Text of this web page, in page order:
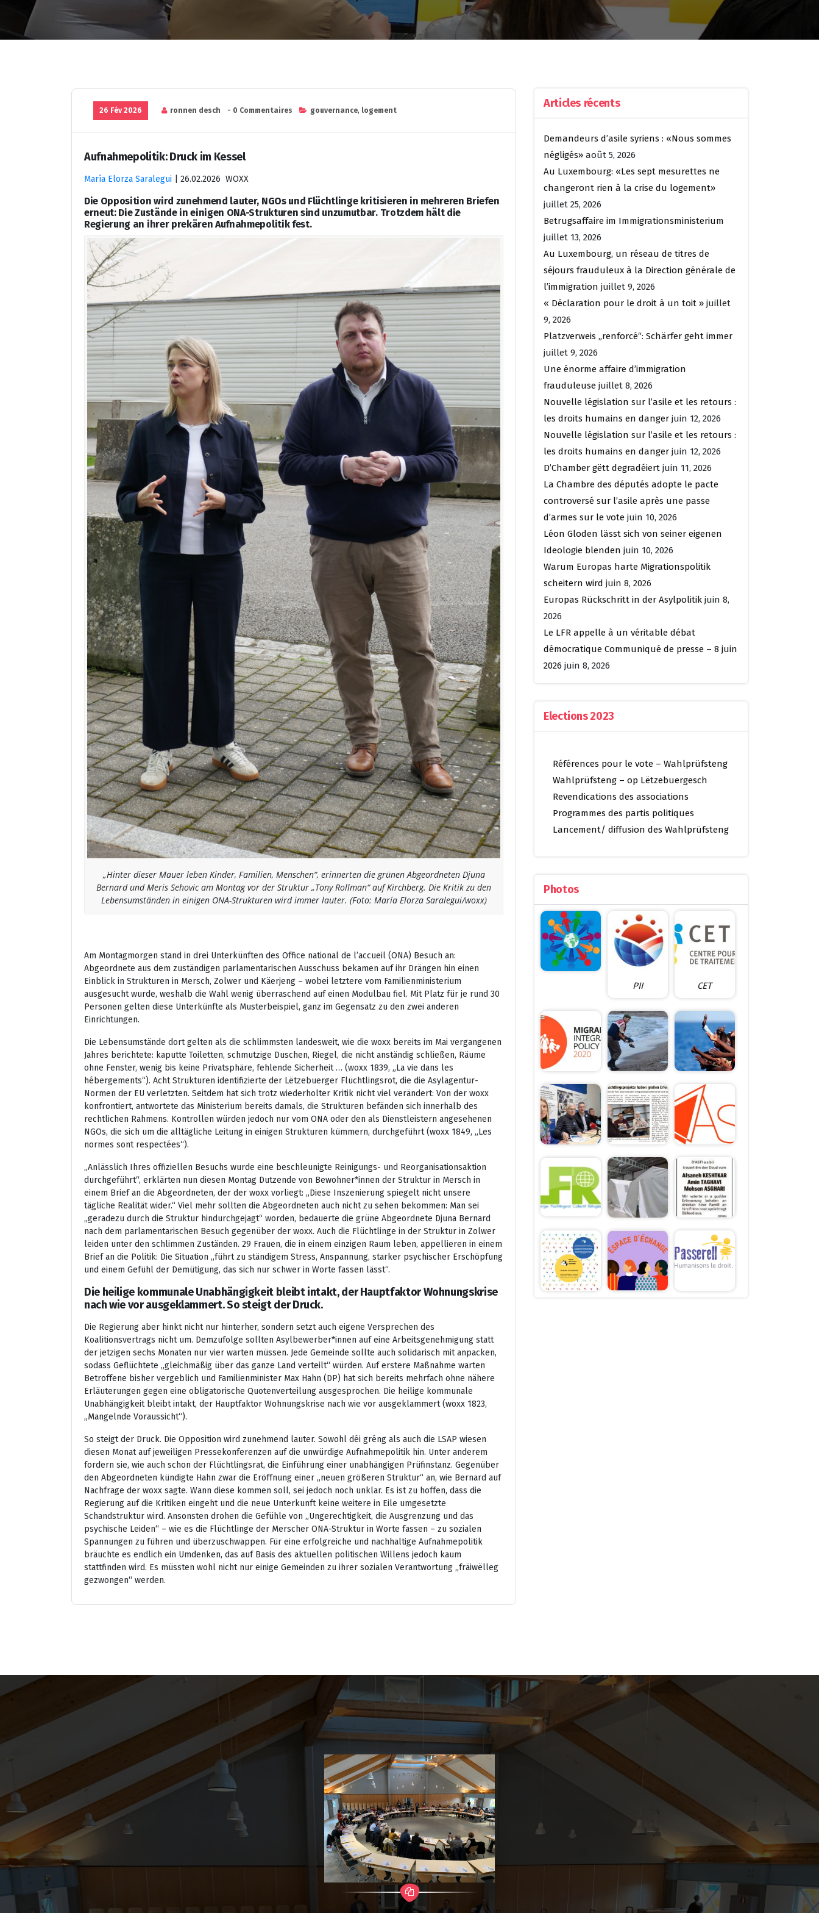
26 Fév 2026 ronnen desch - 0 Commentaires gouvernance, logement
Aufnahmepolitik: Druck im Kessel
María Elorza Saralegui 26.02.2026 WOXX
Die Opposition wird zunehmend lauter, NGOs und Flüchtlinge kritisieren in mehreren Briefen
erneut: Die Zustände in einigen ONA-Strukturen sind unzumutbar. Trotzdem hält die
Regierung an ihrer prekären Aufnahmepolitik fest.
„Hinter dieser Mauer leben Kinder, Familien, Menschen“, erinnerten die grünen Abgeordneten Djuna
Bernard und Meris Sehovic am Montag vor der Struktur „Tony Rollman“ auf Kirchberg. Die Kritik zu den
Lebensumständen in einigen ONA-Strukturen wird immer lauter. (Foto: María Elorza Saralegui/woxx)
Am Montagmorgen stand in drei Unterkünften des Office national de l’accueil (ONA) Besuch an:
Abgeordnete aus dem zuständigen parlamentarischen Ausschuss bekamen auf ihr Drängen hin einen
Einblick in Strukturen in Mersch, Zolwer und Käerjeng – wobei letztere vom Familienministerium
ausgesucht wurde, weshalb die Wahl wenig überraschend auf einen Modulbau fiel. Mit Platz für je rund 30
Personen gelten diese Unterkünfte als Musterbeispiel, ganz im Gegensatz zu den zwei anderen
Einrichtungen.
Die Lebensumstände dort gelten als die schlimmsten landesweit, wie die woxx bereits im Mai vergangenen
Jahres berichtete: kaputte Toiletten, schmutzige Duschen, Riegel, die nicht anständig schließen, Räume
ohne Fenster, wenig bis keine Privatsphäre, fehlende Sicherheit … (woxx 1839, „La vie dans les
hébergements“). Acht Strukturen identifizierte der Lëtzebuerger Flüchtlingsrot, die die Asylagentur-
Normen der EU verletzten. Seitdem hat sich trotz wiederholter Kritik nicht viel verändert: Von der woxx
konfrontiert, antwortete das Ministerium bereits damals, die Strukturen befänden sich innerhalb des
rechtlichen Rahmens. Kontrollen würden jedoch nur vom ONA oder den als Dienstleistern angesehenen
NGOs, die sich um die alltägliche Leitung in einigen Strukturen kümmern, durchgeführt (woxx 1849, „Les
normes sont respectées“).
„Anlässlich Ihres offiziellen Besuchs wurde eine beschleunigte Reinigungs- und Reorganisationsaktion
durchgeführt“, erklärten nun diesen Montag Dutzende von Bewohner*innen der Struktur in Mersch in
einem Brief an die Abgeordneten, der der woxx vorliegt: „Diese Inszenierung spiegelt nicht unsere
tägliche Realität wider.“ Viel mehr sollten die Abgeordneten auch nicht zu sehen bekommen: Man sei
„geradezu durch die Struktur hindurchgejagt“ worden, bedauerte die grüne Abgeordnete Djuna Bernard
nach dem parlamentarischen Besuch gegenüber der woxx. Auch die Flüchtlinge in der Struktur in Zolwer
leiden unter den schlimmen Zuständen. 29 Frauen, die in einem einzigen Raum leben, appellieren in einem
Brief an die Politik: Die Situation „führt zu ständigem Stress, Anspannung, starker psychischer Erschöpfung
und einem Gefühl der Demütigung, das sich nur schwer in Worte fassen lässt“.
Die heilige kommunale Unabhängigkeit bleibt intakt, der Hauptfaktor Wohnungskrise
nach wie vor ausgeklammert. So steigt der Druck.
Die Regierung aber hinkt nicht nur hinterher, sondern setzt auch eigene Versprechen des
Koalitionsvertrags nicht um. Demzufolge sollten Asylbewerber*innen auf eine Arbeitsgenehmigung statt
der jetzigen sechs Monaten nur vier warten müssen. Jede Gemeinde sollte auch solidarisch mit anpacken,
sodass Geflüchtete „gleichmäßig über das ganze Land verteilt“ würden. Auf erstere Maßnahme warten
Betroffene bisher vergeblich und Familienminister Max Hahn (DP) hat sich bereits mehrfach ohne nähere
Erläuterungen gegen eine obligatorische Quotenverteilung ausgesprochen. Die heilige kommunale
Unabhängigkeit bleibt intakt, der Hauptfaktor Wohnungskrise nach wie vor ausgeklammert (woxx 1823,
„Mangelnde Voraussicht“).
So steigt der Druck. Die Opposition wird zunehmend lauter. Sowohl déi gréng als auch die LSAP wiesen
diesen Monat auf jeweiligen Pressekonferenzen auf die unwürdige Aufnahmepolitik hin. Unter anderem
fordern sie, wie auch schon der Flüchtlingsrat, die Einführung einer unabhängigen Prüfinstanz. Gegenüber
den Abgeordneten kündigte Hahn zwar die Eröffnung einer „neuen größeren Struktur“ an, wie Bernard auf
Nachfrage der woxx sagte. Wann diese kommen soll, sei jedoch noch unklar. Es ist zu hoffen, dass die
Regierung auf die Kritiken eingeht und die neue Unterkunft keine weitere in Eile umgesetzte
Schandstruktur wird. Ansonsten drohen die Gefühle von „Ungerechtigkeit, die Ausgrenzung und das
psychische Leiden“ – wie es die Flüchtlinge der Merscher ONA-Struktur in Worte fassen – zu sozialen
Spannungen zu führen und überzuschwappen. Für eine erfolgreiche und nachhaltige Aufnahmepolitik
bräuchte es endlich ein Umdenken, das auf Basis des aktuellen politischen Willens jedoch kaum
stattfinden wird. Es müssten wohl nicht nur einige Gemeinden zu ihrer sozialen Verantwortung „fräiwëlleg
gezwongen“ werden.
Articles récents
Demandeurs d’asile syriens : «Nous sommes
négligés» août 5, 2026
Au Luxembourg: «Les sept mesurettes ne
changeront rien à la crise du logement»
juillet 25, 2026
Betrugsaffaire im Immigrationsministerium
juillet 13, 2026
Au Luxembourg, un réseau de titres de
séjours frauduleux à la Direction générale de
l’immigration juillet 9, 2026
« Déclaration pour le droit à un toit » juillet
9, 2026
Platzverweis „renforcé“: Schärfer geht immer
juillet 9, 2026
Une énorme affaire d’immigration
frauduleuse juillet 8, 2026
Nouvelle législation sur l’asile et les retours :
les droits humains en danger juin 12, 2026
Nouvelle législation sur l’asile et les retours :
les droits humains en danger juin 12, 2026
D’Chamber gëtt degradéiert juin 11, 2026
La Chambre des députés adopte le pacte
controversé sur l’asile après une passe
d’armes sur le vote juin 10, 2026
Léon Gloden lässt sich von seiner eigenen
Ideologie blenden juin 10, 2026
Warum Europas harte Migrationspolitik
scheitern wird juin 8, 2026
Europas Rückschritt in der Asylpolitik juin 8,
2026
Le LFR appelle à un véritable débat
démocratique Communiqué de presse – 8 juin
2026 juin 8, 2026
Elections 2023
Références pour le vote – Wahlprüfsteng
Wahlprüfsteng – op Lëtzebuergesch
Revendications des associations
Programmes des partis politiques
Lancement/ diffusion des Wahlprüfsteng
Photos
PII CET